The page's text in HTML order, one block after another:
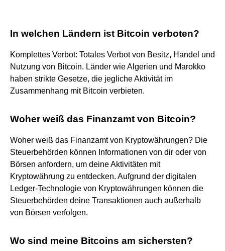
In welchen Ländern ist Bitcoin verboten?
Komplettes Verbot: Totales Verbot von Besitz, Handel und
Nutzung von Bitcoin. Länder wie Algerien und Marokko
haben strikte Gesetze, die jegliche Aktivität im
Zusammenhang mit Bitcoin verbieten.
Woher weiß das Finanzamt von Bitcoin?
Woher weiß das Finanzamt von Kryptowährungen? Die
Steuerbehörden können Informationen von dir oder von
Börsen anfordern, um deine Aktivitäten mit
Kryptowährung zu entdecken. Aufgrund der digitalen
Ledger-Technologie von Kryptowährungen können die
Steuerbehörden deine Transaktionen auch außerhalb
von Börsen verfolgen.
Wo sind meine Bitcoins am sichersten?